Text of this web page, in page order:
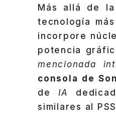
Más allá de
tecnología
incorpore
potencia
mencionada
consola de
de IA
similares al